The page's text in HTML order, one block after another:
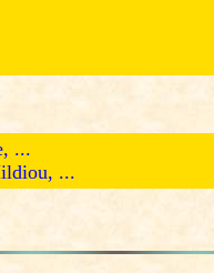
...
...